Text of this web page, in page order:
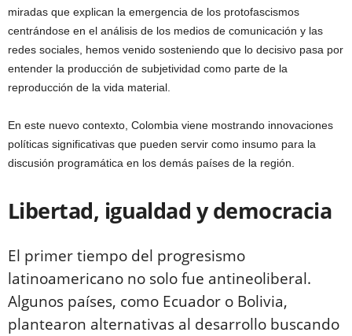
miradas que explican la emergencia de los protofascismos
centrándose en el análisis de los medios de comunicación y las
redes sociales, hemos venido sosteniendo que lo decisivo pasa por
entender la producción de subjetividad como parte de la
reproducción de la vida material.
En este nuevo contexto, Colombia viene mostrando innovaciones
políticas significativas que pueden servir como insumo para la
discusión programática en los demás países de la región.
Libertad, igualdad y democracia
El primer tiempo del progresismo
latinoamericano no solo fue antineoliberal.
Algunos países, como Ecuador o Bolivia,
plantearon alternativas al desarrollo buscando